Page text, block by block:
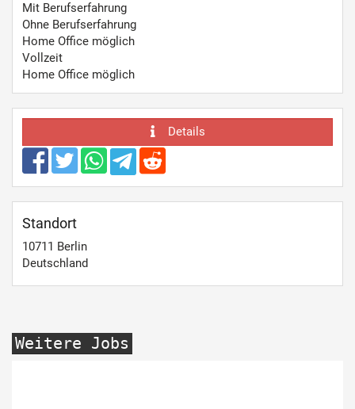
Mit Berufserfahrung
Ohne Berufserfahrung
Home Office möglich
Vollzeit
Home Office möglich
Details
Standort
10711 Berlin
Deutschland
Weitere Jobs